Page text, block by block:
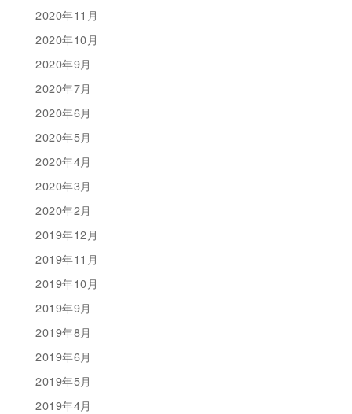
2020年11月
2020年10月
2020年9月
2020年7月
2020年6月
2020年5月
2020年4月
2020年3月
2020年2月
2019年12月
2019年11月
2019年10月
2019年9月
2019年8月
2019年6月
2019年5月
2019年4月